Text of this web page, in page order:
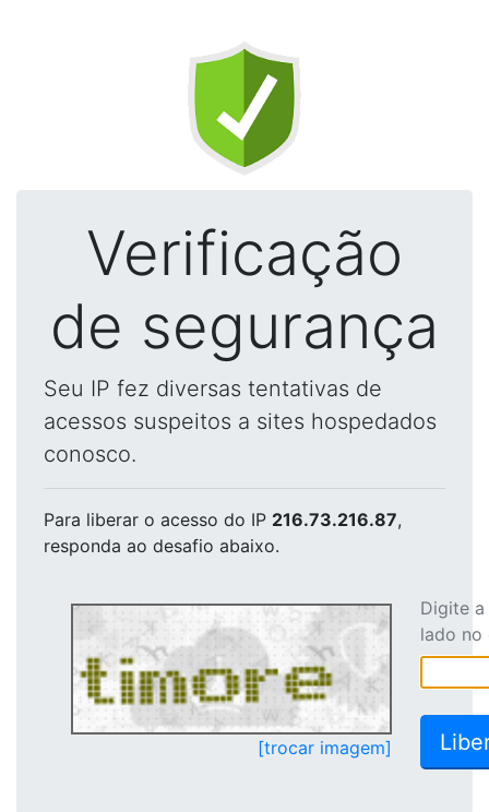
Verificação
de segurança
Seu IP fez diversas tentativas de
acessos suspeitos a sites hospedados
conosco.
Para liberar o acesso do IP 216.73.216.87,
responda ao desafio abaixo.
[trocar imagem]
Digite
lado no